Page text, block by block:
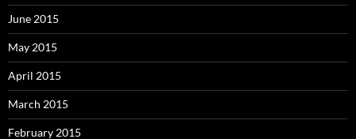
June 2015
May 2015
April 2015
March 2015
February 2015